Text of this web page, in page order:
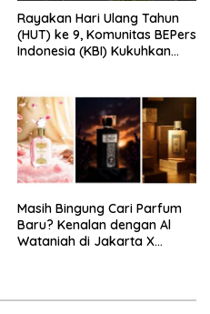
Rayakan Hari Ulang Tahun
(HUT) ke 9, Komunitas BEPers
Indonesia (KBI) Kukuhkan
Tema: “Penguatan dan
Pengembangan Organisasi
KBI yang Berbasis Riset di
seluruh Indonesia dan
Mancanegara”.
Masih Bingung Cari Parfum
Baru? Kenalan dengan Al
Wataniah di Jakarta X